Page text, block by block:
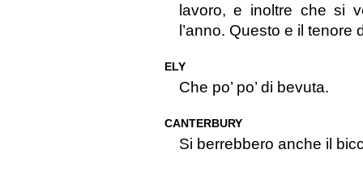
lavoro, e inoltre che si
l’anno. Questo e il tenore
ELY
Che po’ po’ di bevuta.
CANTERBURY
Si berrebbero anche il